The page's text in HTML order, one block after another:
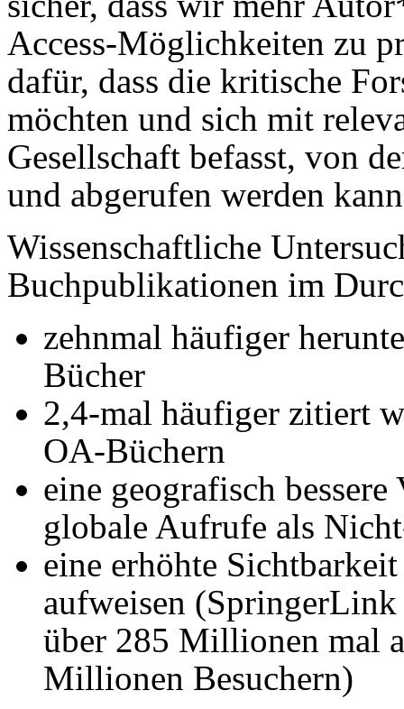
Access-Möglichkeiten zu
dafür, dass die kritische
möchten und sich mit
Gesellschaft befasst, von
und abgerufen werden
Wissenschaftliche
Buchpublikationen im
zehnmal häufiger
Bücher
2,4-mal häufiger zitiert
OA-Büchern
eine geografisch
globale Aufrufe als
eine erhöhte
aufweisen
über 285 Millionen mal
Millionen Besuchern)